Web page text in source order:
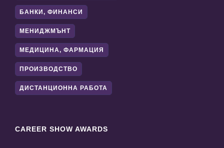
БАНКИ, ФИНАНСИ
МЕНИДЖМЪНТ
МЕДИЦИНА, ФАРМАЦИЯ
ПРОИЗВОДСТВО
ДИСТАНЦИОННА РАБОТА
CAREER SHOW AWARDS